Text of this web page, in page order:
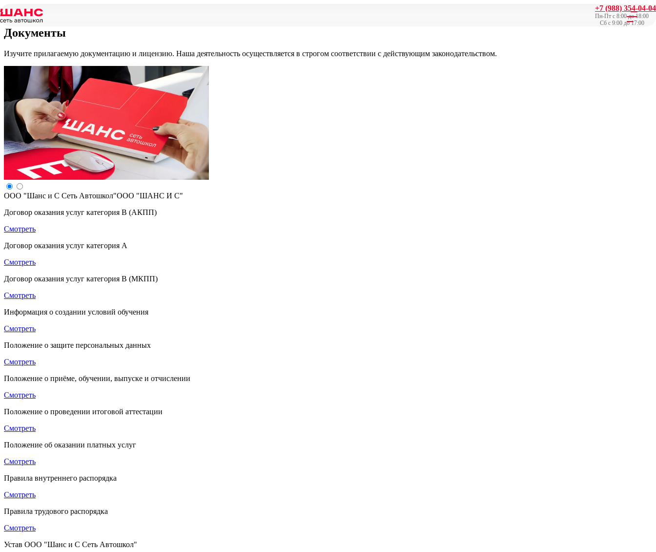
+7 (988) 354-04-04
Пн-Пт с 8:00 до 18:00
Сб с 9:00 до 17:00
Главная/Документы
Документы
Изучите прилагаемую документацию и лицензию. Наша деятельность осуществляется в строгом соответствии с действующим законодательством.
ООО "Шанс и С Сеть Автошкол"ООО "ШАНС И С"
Договор оказания услуг категория B (АКПП)
Смотреть
Договор оказания услуг категория A
Смотреть
Договор оказания услуг категория B (МКПП)
Смотреть
Информация о создании условий обучения
Смотреть
Положение о защите персональных данных
Смотреть
Положение о приёме, обучении, выпуске и отчислении
Смотреть
Положение о проведении итоговой аттестации
Смотреть
Положение об оказании платных услуг
Смотреть
Правила внутреннего распорядка
Смотреть
Правила трудового распорядка
Смотреть
Устав ООО "Шанс и С Сеть Автошкол"